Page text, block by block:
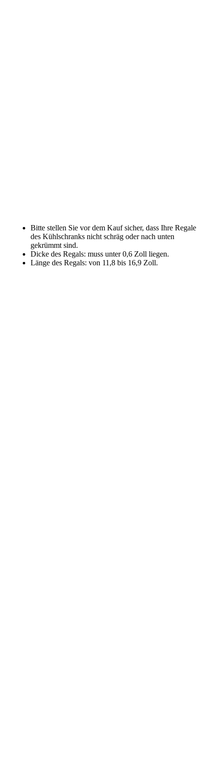
Bitte stellen Sie vor dem Kauf sicher, dass Ihre Regale
des Kühlschranks nicht schräg oder nach unten
gekrümmt sind.
Dicke des Regals: muss unter 0,6 Zoll liegen.
Länge des Regals: von 11,8 bis 16,9 Zoll.